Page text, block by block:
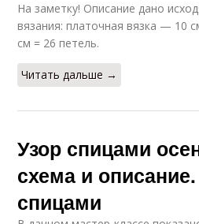
На заметку! Описание дано
вязания: платочная вязка — 10
см = 26 петель.
Читать дальше →
Узор спицами
схема и
спицами